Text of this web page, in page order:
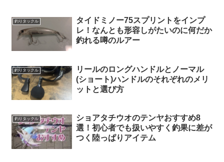
釣りタックル
タイドミノー75スプリントをインプ
レ！なんとも形容しがたいのに何だか
釣れる噂のルアー
釣りタックル
リールのロングハンドルとノーマル
(ショート)ハンドルのそれぞれのメリ
ットと選び方
釣りタックル
ショアタチウオのテンヤおすすめ8
選！初心者でも扱いやすく釣果に差が
つく陸っぱりアイテム